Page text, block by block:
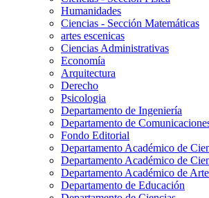
Humanidades
Ciencias - Sección Matemáticas
artes escenicas
Ciencias Administrativas
Economía
Arquitectura
Derecho
Psicologia
Departamento de Ingeniería
Departamento de
Fondo Editorial
Departamento Académico de
Departamento Académico de
Departamento Académico de
Departamento de Educación